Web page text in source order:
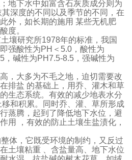
地下水中如富含石灰质成分则为
深度的不同以及季节的不同，在
外，如长期的施用 某些无机肥
度。
壤研究所1978年的标准，我国
强酸性为PH＜5.0，酸性为
，碱性为PH7.5-8.5，强碱性为
，大多为不毛之地，迫切需要改
排盐 的基础上，用乔、灌木和草
生态系统。有效的减少地表水分
和积累。同时乔、灌、草所形成
蒸腾，起到了降低地下水位，避
用 ，有效的防止土壤生盐渍化，
体，它既受环境的制约，又反过
土壤粘重 、含盐量高、地下水位